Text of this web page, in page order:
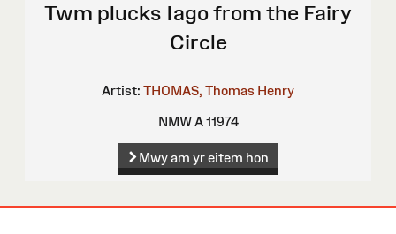
Twm plucks Iago from the Fairy
Circle
Artist: THOMAS, Thomas Henry
NMW A 11974
Mwy am yr eitem hon